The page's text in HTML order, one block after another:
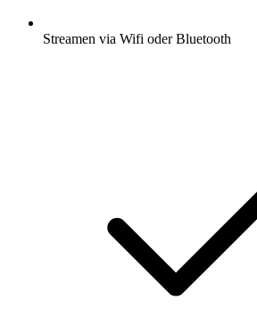
Streamen via Wifi oder Bluetooth